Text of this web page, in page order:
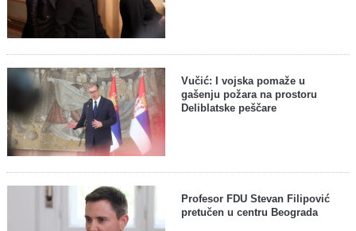
Vučić: I vojska pomaže u
gašenju požara na prostoru
Deliblatske peščare
Profesor FDU Stevan Filipović
pretučen u centru Beograda